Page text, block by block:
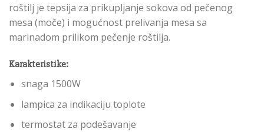
roštilj je tepsija za prikupljanje sokova od pečenog
mesa (moče) i mogućnost prelivanja mesa sa
marinadom prilikom pečenje roštilja.
Karakteristike:
snaga 1500W
lampica za indikaciju toplote
termostat za podešavanje